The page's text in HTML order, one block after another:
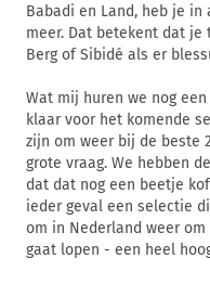
Babadi en Land, heb je
meer. Dat betekent dat je
Berg of Sibidé als er
Wat mij huren we nog
klaar voor het komende
zijn om weer bij de beste
grote vraag. We hebben
dat dat nog een beetje
ieder geval een selectie
om in Nederland weer
gaat lopen - een heel